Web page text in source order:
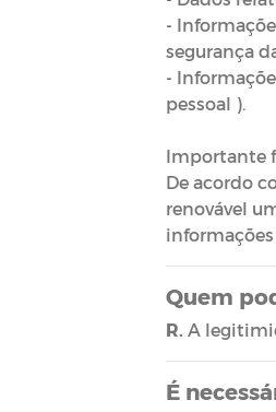
-
segurança
-
pessoal ).
Importante
De acordo
renovável
Quem
R. A
É